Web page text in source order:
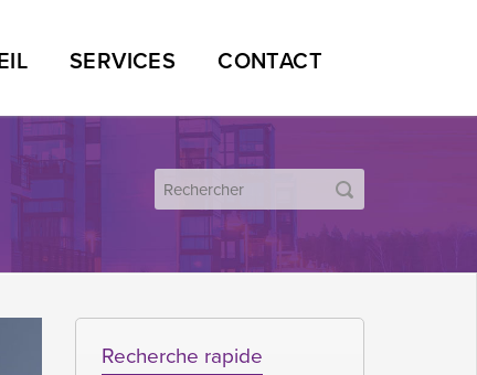
SERVICES CONTACT
Recherche rapide